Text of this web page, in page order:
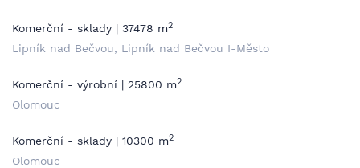
Komerční - sklady | 37478 m2
Lipník nad Bečvou, Lipník nad Bečvou I-Město
Komerční - výrobní | 25800 m2
Olomouc
Komerční - sklady | 10300 m2
Olomouc